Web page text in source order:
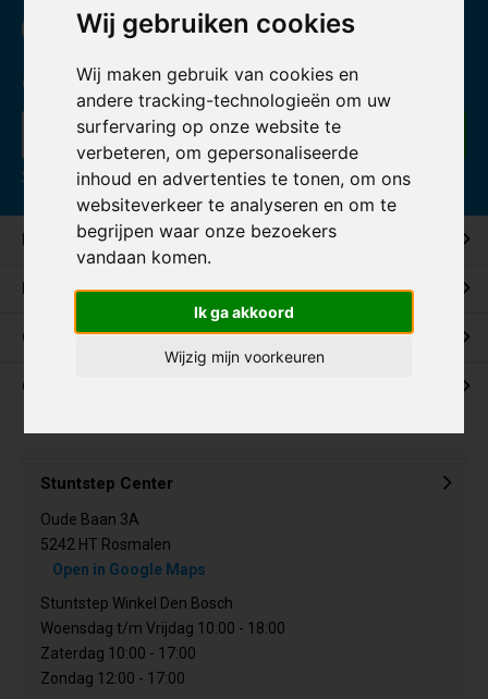
Wij gebruiken cookies
Wij maken gebruik van cookies en
andere tracking-technologieën om uw
surfervaring op onze website te
verbeteren, om gepersonaliseerde
inhoud en advertenties te tonen, om ons
websiteverkeer te analyseren en om te
begrijpen waar onze bezoekers
vandaan komen.
Ik ga akkoord
Wijzig mijn voorkeuren
Ontvang de nieuwste aanbiedingen en promoties
* Lees hier de wettelijke beperkingen
Klantenservice
Mijn account
Categorieën
Contact
Stuntstep Center
Oude Baan 3A
5242 HT Rosmalen
Open in Google Maps
Stuntstep Winkel Den Bosch
Woensdag t/m Vrijdag 10:00 - 18:00
Zaterdag 10:00 - 17:00
Zondag 12:00 - 17:00